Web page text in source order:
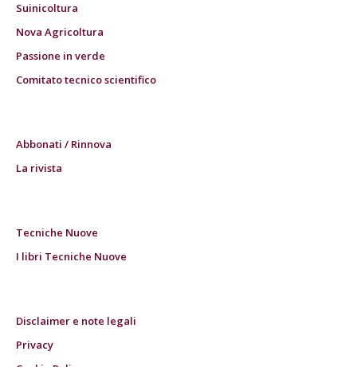
Suinicoltura
Nova Agricoltura
Passione in verde
Comitato tecnico scientifico
Abbonati / Rinnova
La rivista
Tecniche Nuove
I libri Tecniche Nuove
Disclaimer e note legali
Privacy